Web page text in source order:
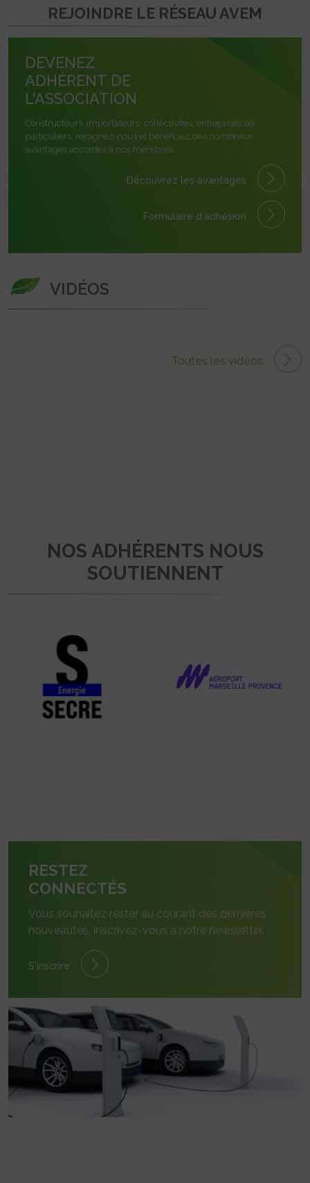
REJOINDRE LE RÉSEAU AVEM
DEVENEZ
ADHÉRENT DE
L'ASSOCIATION
Constructeurs, importateurs, collectivités, entreprises ou
particuliers, rejoignez-nous et bénéficiez des nombreux
avantages accordés à nos membres.
Découvrez les avantages
Formulaire d'adhésion
VIDÉOS
Toutes les vidéos
NOS ADHÉRENTS NOUS
SOUTIENNENT
RESTEZ
CONNECTÉS
Vous souhaitez rester au courant des dernières
nouveautés, inscrivez-vous à notre newsletter.
S'inscrire